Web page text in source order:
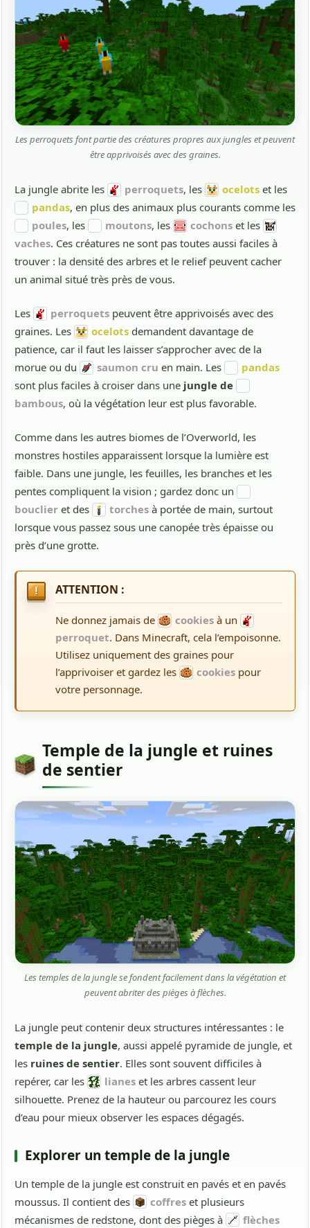
Les perroquets font partie des créatures propres aux jungles et peuvent
être apprivoisés avec des graines.
La jungle abrite les perroquets, les ocelots et les
pandas, en plus des animaux plus courants comme les
poules, les moutons, les cochons et les
vaches. Ces créatures ne sont pas toutes aussi faciles à
trouver : la densité des arbres et le relief peuvent cacher
un animal situé très près de vous.
Les perroquets peuvent être apprivoisés avec des
graines. Les
ocelots demandent davantage de
patience, car il faut les laisser s’approcher avec de la
morue ou du
saumon cru en main. Les
pandas
sont plus faciles à croiser dans une jungle de
bambous, où la végétation leur est plus favorable.
Comme dans les autres biomes de l’Overworld, les
monstres hostiles apparaissent lorsque la lumière est
faible. Dans une jungle, les feuilles, les branches et les
pentes compliquent la vision ; gardez donc un
bouclier et des torches à portée de main, surtout
lorsque vous passez sous une canopée très épaisse ou
près d’une grotte.
ATTENTION :
Ne donnez jamais de cookies à un
perroquet. Dans Minecraft, cela l’empoisonne.
Utilisez uniquement des graines pour
l’apprivoiser et gardez les
cookies pour
votre personnage.
Temple de la jungle et ruines
de sentier
Les temples de la jungle se fondent facilement dans la végétation et
peuvent abriter des pièges à flèches.
La jungle peut contenir deux structures intéressantes : le
temple de la jungle, aussi appelé pyramide de jungle, et
les ruines de sentier. Elles sont souvent difficiles à
repérer, car les
lianes et les arbres cassent leur
silhouette. Prenez de la hauteur ou parcourez les cours
d’eau pour mieux observer les espaces dégagés.
Explorer un temple de la jungle
Un temple de la jungle est construit en pavés et en pavés
moussus. Il contient des
coffres et plusieurs
mécanismes de redstone, dont des pièges à
flèches